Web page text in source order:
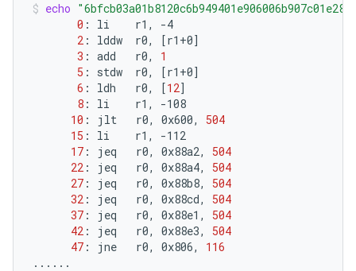
echo
0 : li r1,
2 : lddw r0, [r1+0]
3 : add r0,
1
5 : stdw r0, [r1+0]
6 : ldh r0, [12]
8 : li r1,
10 : jlt r0, 0x600,
504
15 : li r1,
17 : jeq r0, 0x88a2,
504
22 : jeq r0, 0x88a4,
504
27 : jeq r0, 0x88b8,
504
32 : jeq r0, 0x88cd,
504
37 : jeq r0, 0x88e1,
504
42 : jeq r0, 0x88e3,
504
47 : jne r0, 0x806,
116
......